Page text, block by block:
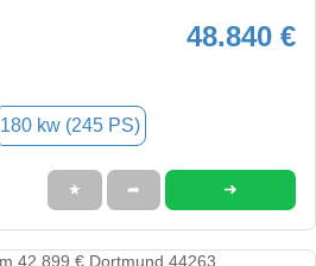
48.840 €
180 kw (245 PS)
★ ➦ ➜